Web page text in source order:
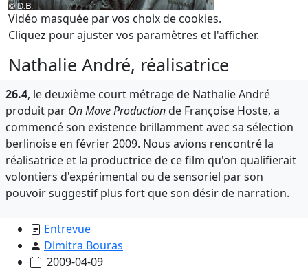
Vidéo masquée par vos choix de cookies.
Cliquez pour ajuster vos paramètres et l'afficher.
Nathalie André, réalisatrice
26.4, le deuxième court métrage de Nathalie André
produit par On Move Productionde Françoise Hoste, a
commencé son existence brillamment avec sa sélection
berlinoise en février 2009. Nous avions rencontré la
réalisatrice et la productrice de ce film qu'on qualifierait
volontiers d'expérimental ou de sensoriel par son
pouvoir suggestif plus fort que son désir de narration.
Entrevue
Dimitra Bouras
2009-04-09